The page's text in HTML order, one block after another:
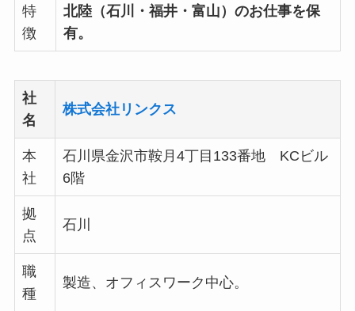
特
徴
北陸（石川・福井・富山）のお仕事を保
有。
社
名
株式会社リンクス
本
社
石川県金沢市鞍月4丁目133番地 KCビル
6階
拠
点
石川
職
種
製造、オフィスワーク中心。